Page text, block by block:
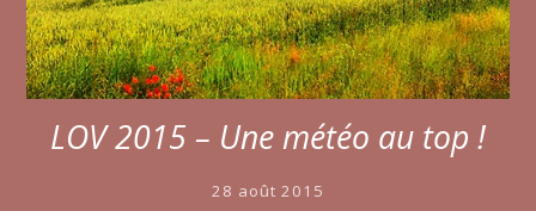
LOV 2015 – Une météo au top !
28 août 2015